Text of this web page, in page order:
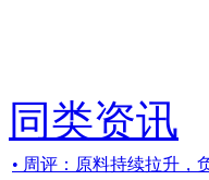
同类资讯
• 周评：原料持续拉升，